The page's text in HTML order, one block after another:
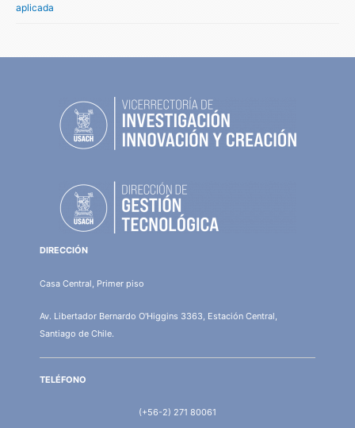
aplicada
DIRECCIÓN
Casa Central, Primer piso
Av. Libertador Bernardo O'Higgins 3363, Estación Central,
Santiago de Chile.
TELÉFONO
(+56-2) 271 80061